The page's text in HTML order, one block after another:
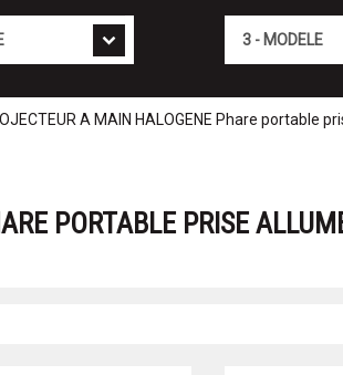
A MAIN HALOGENE Phare portable
PORTABLE PRISE